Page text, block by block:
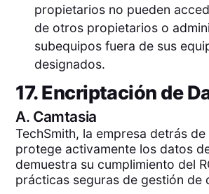
propietarios no pueden
de otros propietarios o
subequipos fuera de sus
designados.
17. Encriptación de
A. Camtasia
TechSmith, la empresa detrás de
protege activamente los datos
demuestra su cumplimiento del
prácticas seguras de gestión de